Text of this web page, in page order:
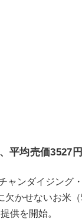
平均売価3527円
ャンダイジング
かせないお米
供を開始。